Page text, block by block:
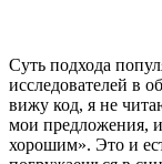
Суть подхода
исследователей в
вижу код, я не
мои предложения, и
хорошим». Это и